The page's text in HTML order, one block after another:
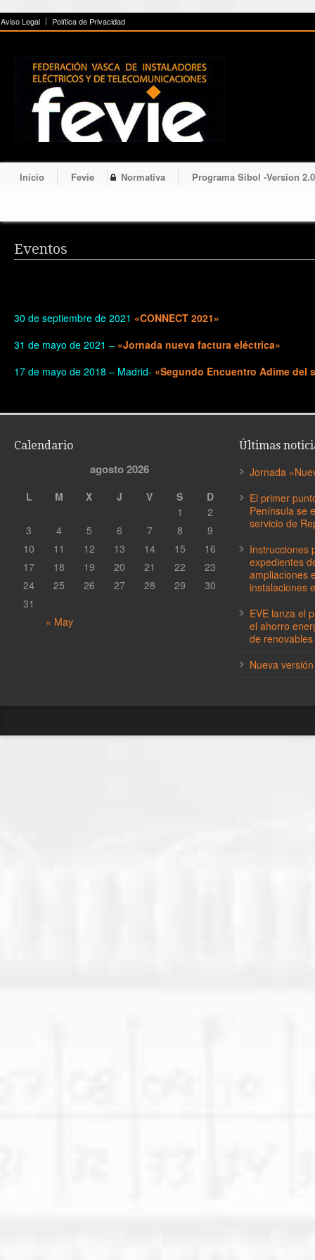
Aviso Legal Política de Privacidad
Inicio Fevie Normativa Programa Sibol -Version
Eventos
30 de septiembre de 2021 «CONNECT 2021»
31 de mayo de 2021 – «Jornada nueva factura eléctrica»
17 de mayo de 2018 – Madrid- «Segundo Encuentro Adime del
Calendario
agosto 2026
L M X J V S D
« May
1
2
3
4 5 6 7 8
9
10
11 12 13 14 15
16
17
18 19 20 21 22
23
24
25 26 27 28 29
30
31
Últimas
Jornada
El primer
Península se
servicio de
Instrucciones
expedientes
ampliaciones
instalaciones
EVE lanza el
el ahorro
de renovables
Nueva